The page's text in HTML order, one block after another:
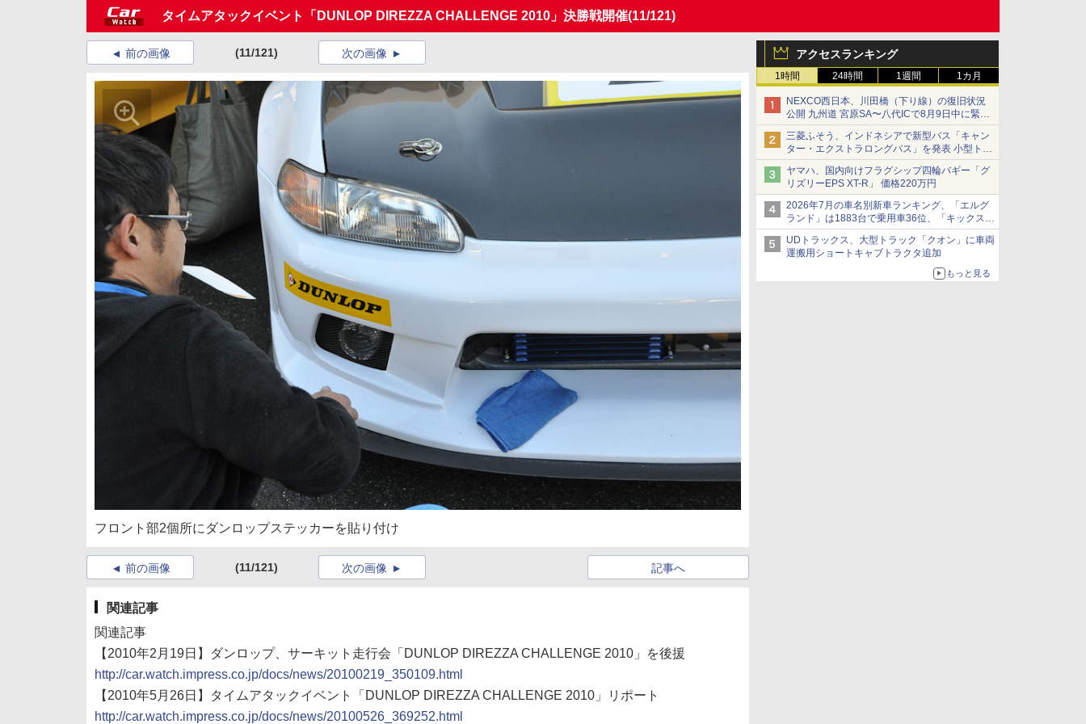
タイムアタックイベント「DUNLOP DIREZZA CHALLENGE 2010」決勝戦開催(11/121)
アクセスランキング
1時間 24時間 1週間 1カ月
NEXCO西日本、川田橋（下り線）の復旧状況
公開 九州道 宮原SA〜八代ICで8月9日中に緊急
車両を通行可能に
三菱ふそう、インドネシアで新型バス「キャン
ター・エクストラロングバス」を発表 小型トラ
ックベースの観光・旅客輸送向けバス
ヤマハ、国内向けフラグシップ四輪バギー「グ
リズリーEPS XT-R」 価格220万円
2026年7月の車名別新車ランキング、「エルグ
ランド」は1883台で乗用車36位、「キックス」
は2591台で27位に
UDトラックス、大型トラック「クオン」に車両
運搬用ショートキャブトラクタ追加
もっと見る
前の画像 (11/121) 次の画像
フロント部2個所にダンロップステッカーを貼り付け
前の画像 (11/121) 記事へ
次の画像
関連記事
関連記事
【2010年2月19日】ダンロップ、サーキット走行会「DUNLOP DIREZZA CHALLENGE 2010」を後援
http://car.watch.impress.co.jp/docs/news/20100219_350109.html
【2010年5月26日】タイムアタックイベント「DUNLOP DIREZZA CHALLENGE 2010」リポート
http://car.watch.impress.co.jp/docs/news/20100526_369252.html